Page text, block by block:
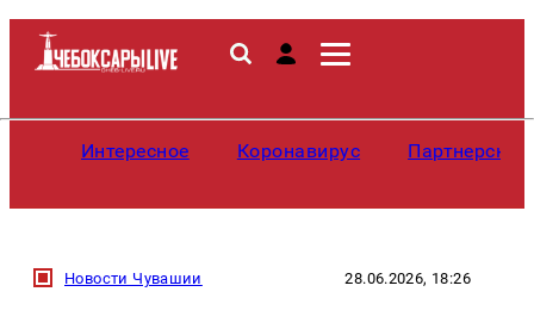
Интересное Коронавирус
Новости Чувашии 28.06.2026, 18:26